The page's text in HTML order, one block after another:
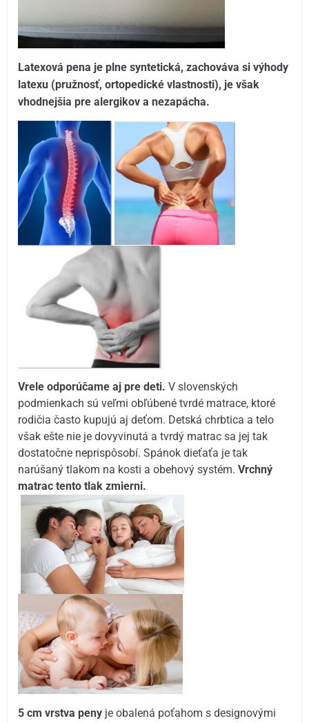
Latexová pena je plne syntetická, zachováva si výhody
latexu (pružnosť, ortopedické vlastnosti), je však
vhodnejšia pre alergikov a nezapácha.
Vrele odporúčame aj pre deti. V slovenských
podmienkach sú veľmi obľúbené tvrdé matrace, ktoré
rodičia často kupujú aj deťom. Detská chrbtica a telo
však ešte nie je dovyvinutá a tvrdý matrac sa jej tak
dostatočne neprispôsobí. Spánok dieťaťa je tak
narúšaný tlakom na kosti a obehový systém.Vrchný
matrac tento tlak zmierni.
5 cm vrstva peny je obalená poťahom s designovými